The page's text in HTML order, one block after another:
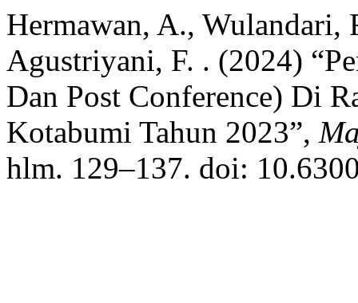
Hermawan, A., Wulandari,
Agustriyani, F. . (2024)
Dan Post Conference) Di
Kotabumi Tahun 2023”,
hlm. 129–137. doi: